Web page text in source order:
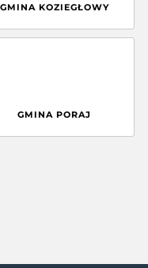
GMINA KOZIEGŁOWY
GMINA PORAJ